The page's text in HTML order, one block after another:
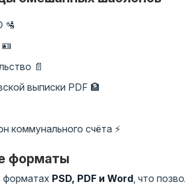
🛂
📄
выписки PDF 🏦
коммунального счёта ⚡
форматы
PSD, PDF и Word , что